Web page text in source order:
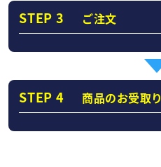
STEP 3 ご注文
STEP 4 商品のお受取り